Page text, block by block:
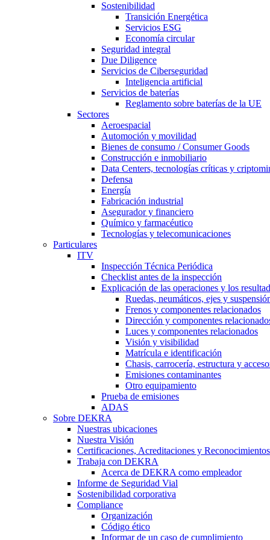
Sostenibilidad
Transición Energética
Servicios ESG
Economía circular
Seguridad integral
Due Diligence
Servicios de Ciberseguridad
Inteligencia artificial
Servicios de baterías
Reglamento sobre baterías de la UE
Sectores
Aeroespacial
Automoción y movilidad
Bienes de consumo / Consumer Goods
Construcción e inmobiliario
Data Centers, tecnologías críticas y
Defensa
Energía
Fabricación industrial
Asegurador y financiero
Químico y farmacéutico
Tecnologías y telecomunicaciones
Particulares
ITV
Inspección Técnica Periódica
Checklist antes de la inspección
Explicación de las operaciones y los
Ruedas, neumáticos, ejes y
Frenos y componentes relacionados
Dirección y componentes
Luces y componentes relacionados
Visión y visibilidad
Matrícula e identificación
Chasis, carrocería, estructura y
Emisiones contaminantes
Otro equipamiento
Prueba de emisiones
ADAS
Sobre DEKRA
Nuestras ubicaciones
Nuestra Visión
Certificaciones, Acreditaciones y Reconocimientos
Trabaja con DEKRA
Acerca de DEKRA como empleador
Informe de Seguridad Vial
Sostenibilidad corporativa
Compliance
Organización
Código ético
Informar de un caso de cumplimiento